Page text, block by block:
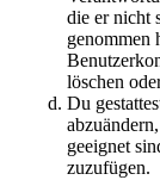
die er nicht
genommen
löschen
Du
geeignet
zuzufügen.